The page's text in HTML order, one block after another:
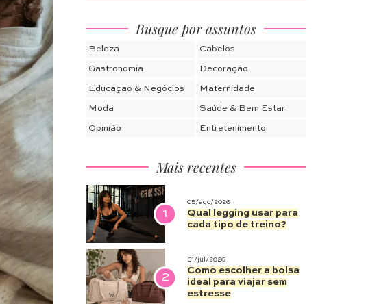
Busque por assuntos
Beleza Cabelos
Gastronomia Decoração
Educação & Negócios Maternidade
Moda Saúde & Bem Estar
Opinião Entretenimento
Mais recentes
1
05/ago/2026
Qual legging usar para
cada tipo de treino?
2
31/jul/2026
Como escolher a bolsa
ideal para viajar sem
estresse